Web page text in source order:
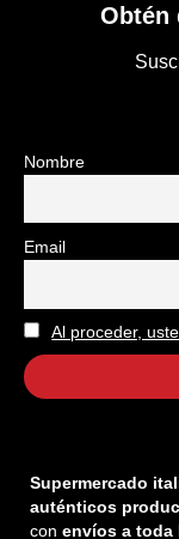
Obtén
Nombre
Email
Al proceder,
Supermercado
auténticos
con envíos a toda